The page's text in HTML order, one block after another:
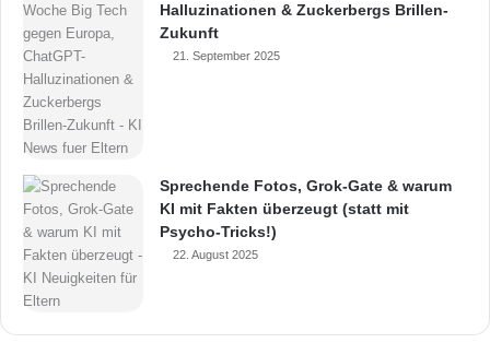
Halluzinationen & Zuckerbergs Brillen-
Zukunft
21. September 2025
Sprechende Fotos, Grok-Gate & warum
KI mit Fakten überzeugt (statt mit
Psycho-Tricks!)
22. August 2025